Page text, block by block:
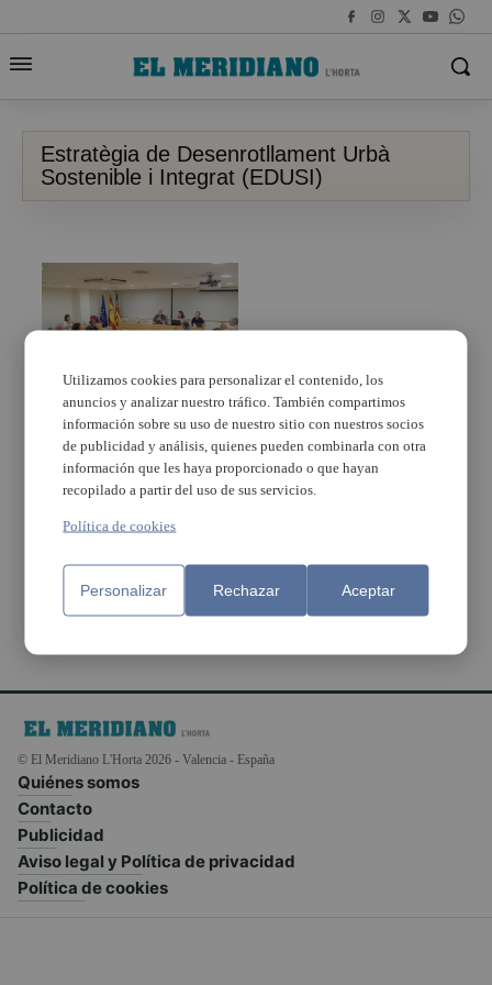
Estratègia de Desenrotllament Urbà
Sostenible i Integrat (EDUSI)
L’Ajuntament de
Paiporta pregunta als
ciutadans en què volen
invertir els Fons
Europeus per a
l’Estratègia EDUSI
© El Meridiano L'Horta 2026 - Valencia - España
Quiénes somos
Contacto
Publicidad
Aviso legal y Política de privacidad
Política de cookies
Utilizamos cookies para personalizar el contenido, los
anuncios y analizar nuestro tráfico. También compartimos
información sobre su uso de nuestro sitio con nuestros socios
de publicidad y análisis, quienes pueden combinarla con otra
información que les haya proporcionado o que hayan
recopilado a partir del uso de sus servicios.
Política de cookies
Personalizar Rechazar Aceptar